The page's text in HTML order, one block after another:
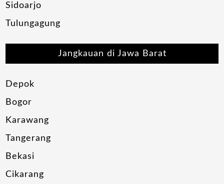
Sidoarjo
Tulungagung
Jangkauan di Jawa Barat
Depok
Bogor
Karawang
Tangerang
Bekasi
Cikarang